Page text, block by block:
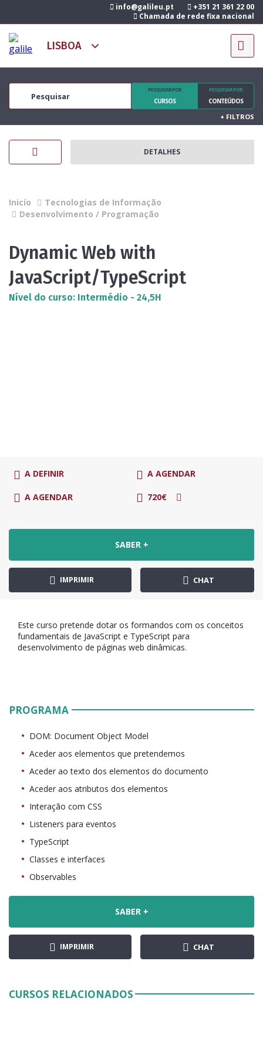
info@galileu.pt
+351 21 361 22 00
Chamada de rede fixa nacional
PESQUISAR POR
CURSOS
PESQUISAR POR
CONTEÚDOS
+ FILTROS
DETALHES
Inicío
Tecnologias de Informação
Desenvolvimento / Programação
Dynamic Web with
JavaScript/TypeScript
Nível do curso: Intermédio - 24,5H
A DEFINIR A AGENDAR
A AGENDAR 720€
SABER +
IMPRIMIR CHAT
Este curso pretende dotar os formandos com os conceitos
fundamentais de JavaScript e TypeScript para
desenvolvimento de páginas web dinâmicas.
PROGRAMA
DOM: Document Object Model
Aceder aos elementos que pretendemos
Aceder ao texto dos elementos do documento
Aceder aos atributos dos elementos
Interação com CSS
Listeners para eventos
TypeScript
Classes e interfaces
Observables
SABER +
IMPRIMIR CHAT
CURSOS RELACIONADOS